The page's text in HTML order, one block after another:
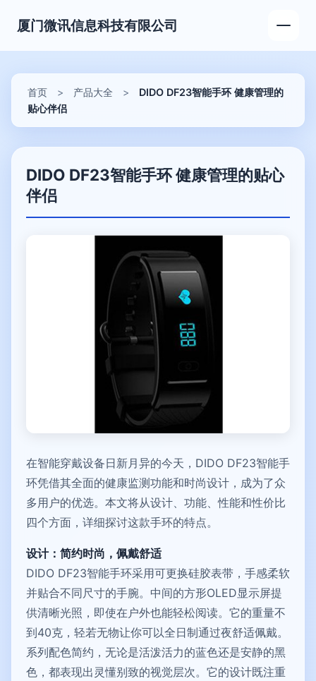
厦门微讯信息科技有限公司
首页 > 产品大全 >
DIDO DF23智能手环 健康管理的
贴心伴侣
DIDO DF23智能手环 健康管理的贴心
伴侣
在智能穿戴设备日新月异的今天，DIDO DF23智能手
环凭借其全面的健康监测功能和时尚设计，成为了众
多用户的优选。本文将从设计、功能、性能和性价比
四个方面，详细探讨这款手环的特点。
设计：简约时尚，佩戴舒适
DIDO DF23智能手环采用可更换硅胶表带，手感柔软
并贴合不同尺寸的手腕。中间的方形OLED显示屏提
供清晰光照，即使在户外也能轻松阅读。它的重量不
到40克，轻若无物让你可以全日制通过夜舒适佩戴。
系列配色简约，无论是活泼活力的蓝色还是安静的黑
色，都表现出灵懂别致的视觉层次。它的设计既注重